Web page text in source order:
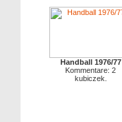
Handball 1976/77
Kommentare: 2
kubiczek.